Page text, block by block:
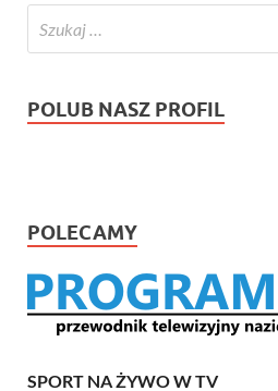
POLUB NASZ PROFIL
POLECAMY
SPORT NA ŻYWO W TV